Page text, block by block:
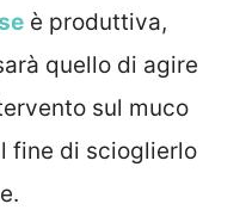
è produttiva,
quello di agire
sul muco
fine di scioglierlo